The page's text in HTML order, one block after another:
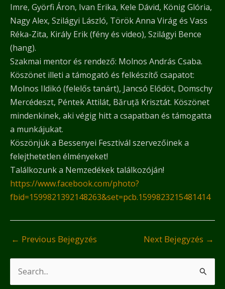
Imre, Györfi Áron, Ivan Erika, Kele Dávid, König Glória,
Nagy Alex, Szilágyi László, Török Anna Virág és Vass
Réka-Zita, Király Erik (fény és video), Szilágyi Bence
(hang).
Szakmai mentor és rendező: Molnos András Csaba.
Köszönet illeti a támogató és felkészítő csapatot:
Molnos Ildikó (felelős tanárt), Jancsó Elődöt, Domschy
Mercédeszt, Péntek Attilát, Băruță Krisztát. Köszönet
mindenkinek, aki végig hitt a csapatban és támogatta
a munkájukat.
Köszönjük a Bessenyei Fesztivál szervezőinek a
felejthetetlen élményeket!
Találkozunk a Nemzedékek találkozóján!
https://www.facebook.com/photo?
fbid=1599821392148263&set=pcb.1599823215481414
← Previous Bejegyzés Next Bejegyzés →